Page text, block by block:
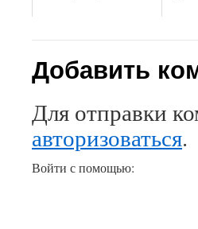
Добавить
Для отправки
авторизоваться.
Войти с помощью: